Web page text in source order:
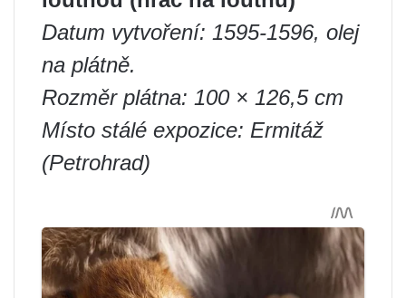
Datum vytvoření: 1595-1596, olej
na plátně.
Rozměr plátna: 100 × 126,5 cm
Místo stálé expozice: Ermitáž
(Petrohrad)